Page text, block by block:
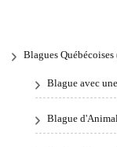
Blagues Québécoises
Blague avec
Blague